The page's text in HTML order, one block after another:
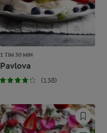
1 TIM 30 MIN
Pavlova
(138)